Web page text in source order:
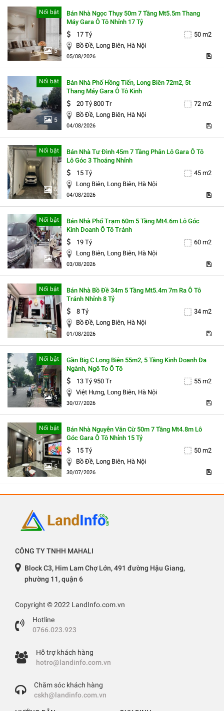
5
Nổi bật
Bán Nhà Ngọc Thụy 50m 7 Tầng Mt5.5m Thang
Máy Gara Ô Tô Nhỉnh 17 Tỷ
17 Tỷ
50 m2
Bồ Đề, Long Biên, Hà Nội
05/08/2026
5
Nổi bật
Bán Nhà Phố Hồng Tiến, Long Biên 72m2, 5t
Thang Máy Gara Ô Tô Kinh
20 Tỷ 800 Tr
72 m2
Bồ Đề, Long Biên, Hà Nội
04/08/2026
5
Nổi bật
Bán Nhà Tư Đình 45m 7 Tầng Phân Lô Gara Ô Tô
Lô Góc 3 Thoáng Nhỉnh
15 Tỷ
45 m2
Long Biên, Long Biên, Hà Nội
04/08/2026
5
Nổi bật
Bán Nhà Phố Trạm 60m 5 Tầng Mt4.6m Lô Góc
Kinh Doanh Ô Tô Tránh
19 Tỷ
60 m2
Long Biên, Long Biên, Hà Nội
03/08/2026
5
Nổi bật
Bán Nhà Bồ Đề 34m 5 Tầng Mt5.4m 7m Ra Ô Tô
Tránh Nhỉnh 8 Tỷ
8 Tỷ
34 m2
Bồ Đề, Long Biên, Hà Nội
01/08/2026
5
Nổi bật
Gần Big C Long Biên 55m2, 5 Tầng Kinh Doanh Đa
Ngành, Ngõ To Ô Tô
13 Tỷ 950 Tr
55 m2
Việt Hưng, Long Biên, Hà Nội
30/07/2026
5
Nổi bật
Bán Nhà Nguyễn Văn Cừ 50m 7 Tầng Mt4.8m Lô
Góc Gara Ô Tô Nhỉnh 15 Tỷ
15 Tỷ
50 m2
Bồ Đề, Long Biên, Hà Nội
30/07/2026
CÔNG TY TNHH MAHALI
Block C3, Him Lam Chợ Lớn, 491 đường Hậu Giang,
phường 11, quận 6
Copyright © 2022 LandInfo.com.vn
Hotline
0766.023.923
Hỗ trợ khách hàng
hotro@landinfo.com.vn
Chăm sóc khách hàng
cskh@landinfo.com.vn